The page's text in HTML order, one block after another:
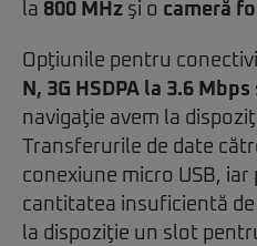
la 800 MHz şi o cameră
Opţiunile pentru
N, 3G HSDPA la 3.6 Mbps
navigaţie avem la
Transferurile de date
conexiune micro USB,
cantitatea insuficientă
la dispoziţie un slot